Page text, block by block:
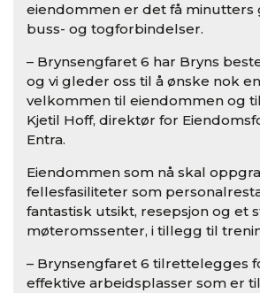
eiendommen er det få minutters
buss- og togforbindelser.
– Brynsengfaret 6 har Bryns
og vi gleder oss til å ønske nok
velkommen til eiendommen og til
Kjetil Hoff, direktør for
Entra.
Eiendommen som nå skal
fellesfasiliteter som
fantastisk utsikt, resepsjon og et
møteromssenter, i tillegg til
– Brynsengfaret 6 tilrettelegges
effektive arbeidsplasser som er